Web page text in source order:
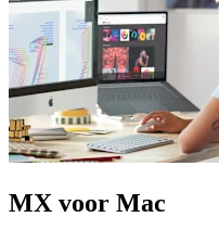
MX voor Mac